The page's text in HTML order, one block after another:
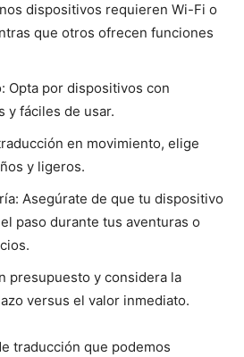
dispositivos requieren Wi-Fi o
que otros ofrecen funciones
Opta por dispositivos con
y fáciles de usar.
en movimiento, elige
y ligeros.
Asegúrate de que tu dispositivo
paso durante tus aventuras o
presupuesto y considera la
versus el valor inmediato.
traducción que podemos